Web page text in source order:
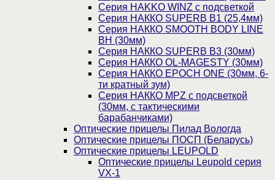
Серия НAKKO WINZ с подсветкой
Серия НАККО SUPERB B1 (25,4мм)
Серия НАККО SMOOTH BODY LINE
BH (30мм)
Серия НАККО SUPERB B3 (30мм)
Серия НАККО OL-MAGESTY (30мм)
Серия НАККО EPOCH ONE (30мм, 6-
ти кратный зум)
Серия НАККО MPZ с подсветкой
(30мм, c тактическими
барабанчиками)
Оптические прицелы Пилад Вологда
Оптические прицелы ПОСП (Беларусь)
Оптические прицелы LEUPOLD
Оптические прицелы Leupold серия
VX-1